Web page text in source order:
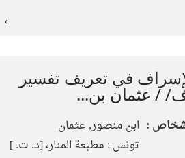
في تعريف تفسير
/ عثمان بن...
: ابن منصور, عثمان
تونس : مطبعة المنار، [د. ت. ]